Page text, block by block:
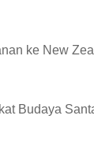
ke New
Budaya